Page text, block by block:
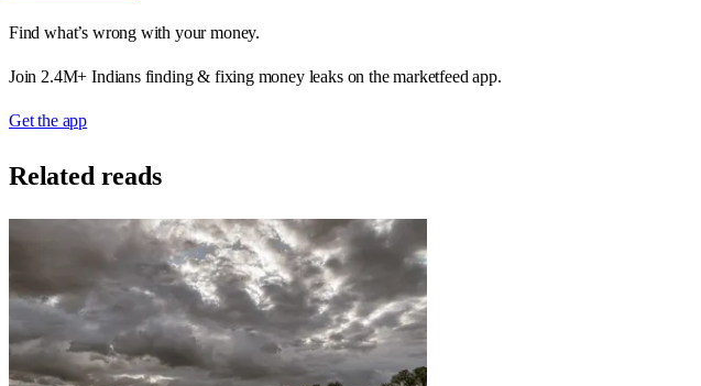
Find what’s wrong with your money.
Join 2.4M+ Indians finding & fixing money leaks on the marketfeed app.
Get the app
Related reads